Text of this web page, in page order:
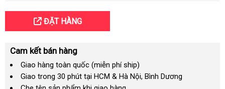
ĐẶT HÀNG
Cam kết bán hàng
Giao hàng toàn quốc (miễn phí ship)
Giao trong 30 phút tại HCM & Hà Nội, Bình Dương